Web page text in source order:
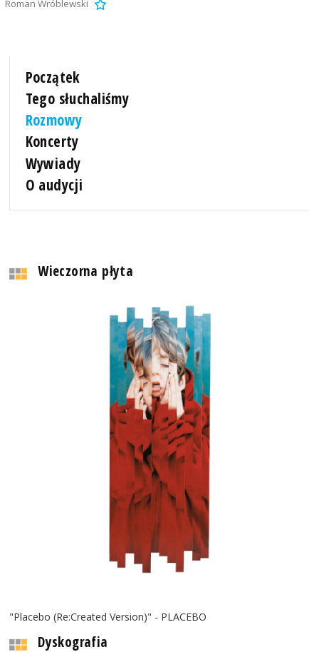
Roman Wróblewski
Początek
Tego słuchaliśmy
Rozmowy
Koncerty
Wywiady
O audycji
Wieczorna płyta
"Placebo (Re:Created Version)" - PLACEBO
Dyskografia